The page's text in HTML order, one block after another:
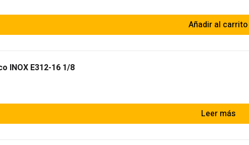
Añadir al carrito
INOX E312-16 1/8
Leer más